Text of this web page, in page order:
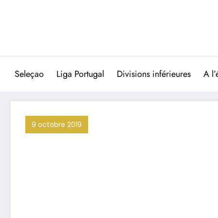
Seleçao Liga Portugal Divisions inférieures A
9 octobre 2019